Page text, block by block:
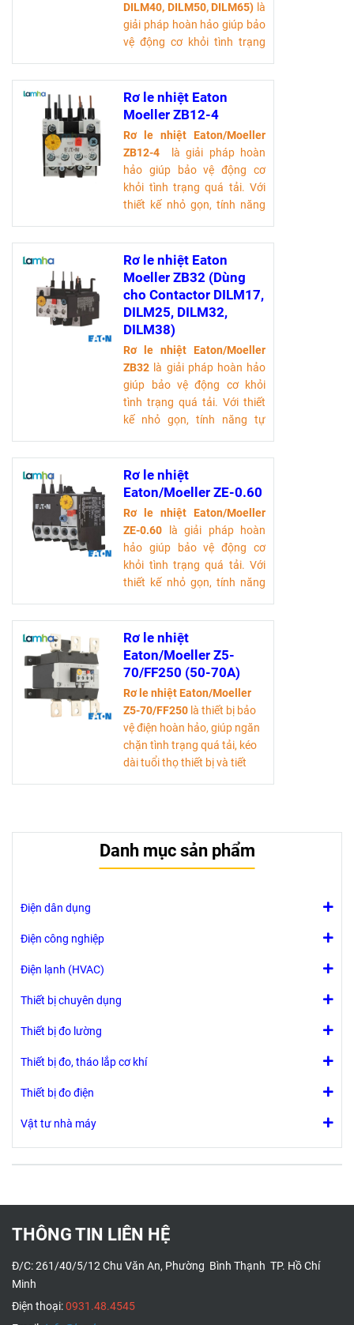
DILM40, DILM50, DILM65) là
giải pháp hoàn hảo giúp bảo
vệ động cơ khỏi tình trạng
tính năng tự động ngắt điện
và khả năng hoạt động ổn
định trong nhiều môi trường,
sản phẩm này không chỉ tiết
kiệm chi phí mà còn nâng
cao hiệu suất làm việc.
Tải tài liệu kỹ thuật
Rơ le nhiệt Eaton
Moeller ZB12-4
Rơ le nhiệt Eaton/Moeller
ZB12-4
là giải pháp hoàn
hảo giúp bảo vệ động cơ
khỏi tình trạng quá tải. Với
thiết kế nhỏ gọn, tính năng
năng hoạt động ổn định
trong nhiều môi trường, sản
phẩm này không chỉ tiết
kiệm chi phí mà còn nâng
cao hiệu suất làm việc.
Rơ le nhiệt Eaton
Moeller ZB32 (Dùng
cho Contactor DILM17,
DILM25, DILM32,
DILM38)
Rơ le nhiệt Eaton/Moeller
ZB32 là giải pháp hoàn hảo
giúp bảo vệ động cơ khỏi
tình trạng quá tải. Với thiết
kế nhỏ gọn, tính năng tự
hoạt động ổn định trong
nhiều môi trường, sản phẩm
này không chỉ tiết kiệm chi
phí mà còn nâng cao hiệu
suất làm việc.
Tải tài liệu kỹ thuật
Rơ le nhiệt
Eaton/Moeller ZE-0.60
Rơ le nhiệt Eaton/Moeller
ZE-0.60 là giải pháp hoàn
hảo giúp bảo vệ động cơ
khỏi tình trạng quá tải. Với
thiết kế nhỏ gọn, tính năng
năng hoạt động ổn định
trong nhiều môi trường, sản
phẩm này không chỉ tiết
kiệm chi phí mà còn nâng
cao hiệu suất làm việc.
Tải tài liệu kỹ thuật
Rơ le nhiệt
Eaton/Moeller Z5-
70/FF250 (50-70A)
Rơ le nhiệt Eaton/Moeller
Z5-70/FF250 là thiết bị bảo
vệ điện hoàn hảo, giúp ngăn
chặn tình trạng quá tải, kéo
dài tuổi thọ thiết bị và tiết
lựa chọn lý tưởng cho mọi hệ
thống điện trong ngành
công nghiệp.
Danh mục sản phẩm
Điện dân dụng
Điện công nghiệp
Điện lạnh (HVAC)
Thiết bị chuyên dụng
Thiết bị đo lường
Thiết bị đo, tháo lắp cơ khí
Thiết bị đo điện
Vật tư nhà máy
THÔNG TIN LIÊN HỆ
Đ/C: 261/40/5/12 Chu Văn An, Phường Bình Thạnh TP. Hồ Chí
Minh
Điện thoại:0931.48.4545